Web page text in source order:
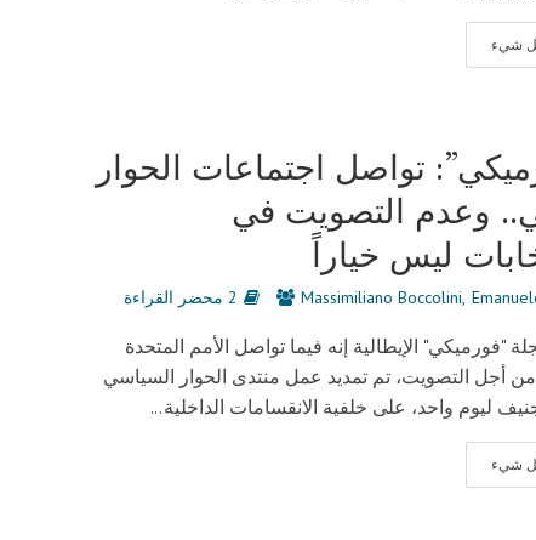
شيء
تواصل اجتماعات الحوار
وعدم التصويت في
ليس خياراً
Massimiliano Boccolini 2 محضر القراءة
"فورميكي" الإيطالية إنه فيما تواصل الأمم المتحدة
أجل التصويت، تم تمديد عمل منتدى الحوار السياسي
ليوم واحد، على خلفية الانقسامات الداخلية...
شيء